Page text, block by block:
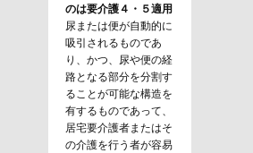
のは要介護４・５適用
尿または便が自動的に
吸引されるものであ
り、かつ、尿や便の経
路となる部分を分割す
ることが可能な構造を
有するものであって、
居宅要介護者またはそ
の介護を行う者が容易